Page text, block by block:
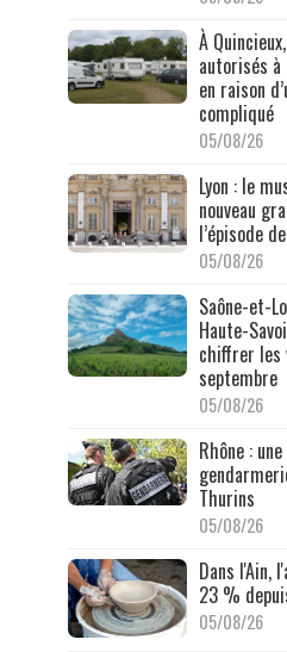
À
autorisés
en raison
compliqué
05/08/26
Lyon : le
nouveau
l’épisode
05/08/26
Saône-et-
Haute-
chiffrer les
septembre
05/08/26
Rhône :
Thurins
05/08/26
Dans l'Ain,
23 %
05/08/26